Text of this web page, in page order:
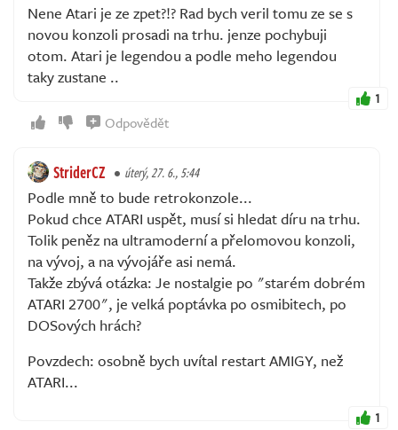
Nene Atari je ze zpet?!? Rad bych veril tomu ze se s
novou konzoli prosadi na trhu. jenze pochybuji
otom. Atari je legendou a podle meho legendou
taky zustane ..
1
Odpovědět
StriderCZ úterý, 27. 6., 5:44
Podle mně to bude retrokonzole...
Pokud chce ATARI uspět, musí si hledat díru na trhu.
Tolik peněz na ultramoderní a přelomovou konzoli,
na vývoj, a na vývojáře asi nemá.
Takže zbývá otázka: Je nostalgie po "starém dobrém
ATARI 2700", je velká poptávka po osmibitech, po
DOSových hrách?
Povzdech: osobně bych uvítal restart AMIGY, než
ATARI...
1